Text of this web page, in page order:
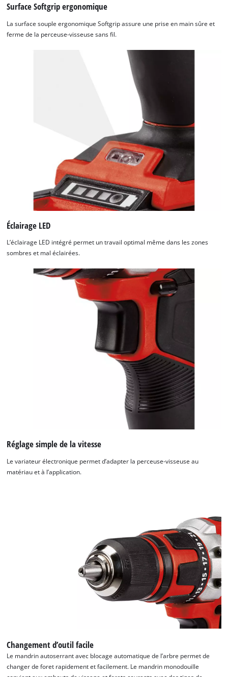
Surface Softgrip ergonomique
La surface souple ergonomique Softgrip assure une prise en main sûre et
ferme de la perceuse-visseuse sans fil.
Éclairage LED
L’éclairage LED intégré permet un travail optimal même dans les zones
sombres et mal éclairées.
Réglage simple de la vitesse
Le variateur électronique permet d’adapter la perceuse-visseuse au
matériau et à l’application.
Changement d’outil facile
Le mandrin autoserrant avec blocage automatique de l’arbre permet de
changer de foret rapidement et facilement. Le mandrin monodouille